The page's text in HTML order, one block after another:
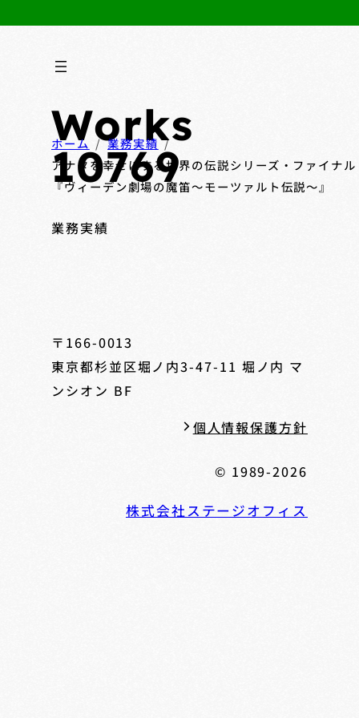
Works
10769
業務実績
ホーム
業務実績
アナタを幸せにする世界の伝説シリーズ・ファイナ
『ヴィーデン劇場の魔笛～モーツァルト伝説～』
〒166-0013
東京都杉並区堀ノ内3-47-11 堀ノ内 マ
ンシオン BF
個人情報保護方針
© 1989-2026
株式会社ステージオフィス